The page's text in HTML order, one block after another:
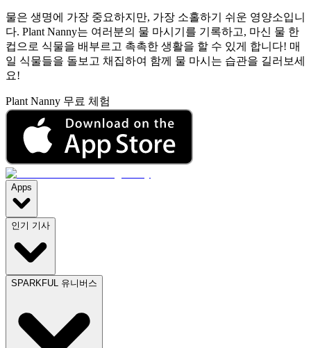
물은 생명에 가장 중요하지만, 가장 소홀하기 쉬운 영양소입니
다. Plant Nanny는 여러분의 물 마시기를 기록하고, 마신 물 한
컵으로 식물을 배부르고 촉촉한 생활을 할 수 있게 합니다! 매
일 식물들을 돌보고 채집하여 함께 물 마시는 습관을 길러보세
요!
Plant Nanny 무료 체험
Apps
인기 기사
SPARKFUL 유니버스